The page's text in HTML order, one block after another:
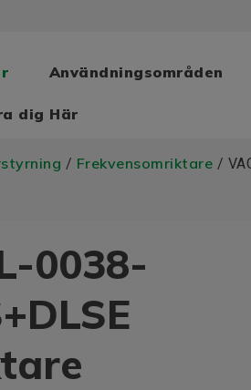
Användningsområden
dig Här
/ Frekvensomriktare /
0038-